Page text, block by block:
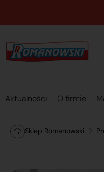
Aktualności O firmie
Sklep Romanowski